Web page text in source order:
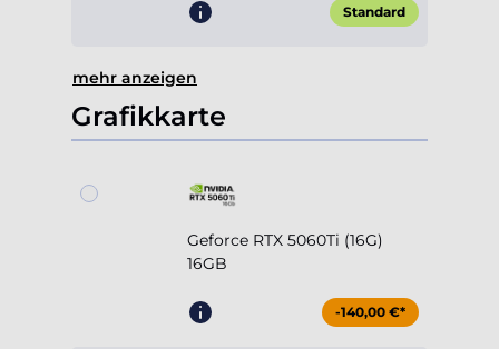
Standard
mehr anzeigen
Grafikkarte
Geforce RTX 5060Ti (16G)
16GB
-140,00 €*